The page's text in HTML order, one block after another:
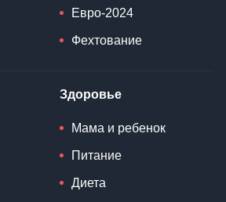
Евро-2024
Фехтование
Здоровье
Мама и ребенок
Питание
Диета